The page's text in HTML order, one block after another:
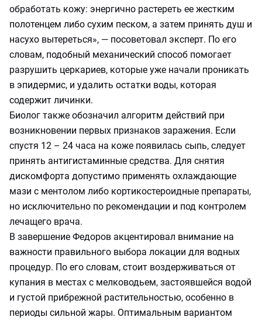
обработать кожу: энергично растереть ее жестким
полотенцем либо сухим песком, а затем принять душ и
насухо вытереться», — посоветовал эксперт. По его
словам, подобный механический способ помогает
разрушить церкариев, которые уже начали проникать
в эпидермис, и удалить остатки воды, которая
содержит личинки.
Биолог также обозначил алгоритм действий при
возникновении первых признаков заражения. Если
спустя 12 – 24 часа на коже появилась сыпь, следует
принять антигистаминные средства. Для снятия
дискомфорта допустимо применять охлаждающие
мази с ментолом либо кортикостероидные препараты,
но исключительно по рекомендации и под контролем
лечащего врача.
В завершение Федоров акцентировал внимание на
важности правильного выбора локации для водных
процедур. По его словам, стоит воздерживаться от
купания в местах с мелководьем, застоявшейся водой
и густой прибрежной растительностью, особенно в
периоды сильной жары. Оптимальным вариантом